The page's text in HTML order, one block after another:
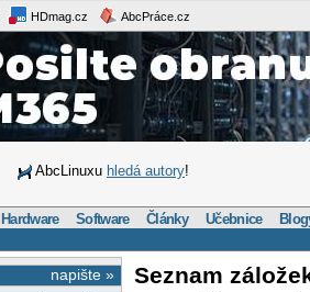
HDmag.cz AbcPráce.cz
AbcLinuxu hledá autory!
Hardware Software Články Učebnice
napište » Seznam